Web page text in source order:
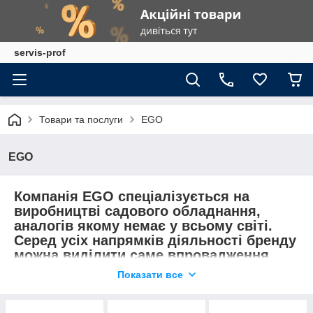
servis-prof
Товари та послуги EGO
EGO
Компанія EGO спеціалізується на
виробництві садового обладнання,
аналогів якому немає у всьому світі.
Серед усіх напрямків діяльності бренду
можна виділити саме впровадження
в сфері розробки
Показати все